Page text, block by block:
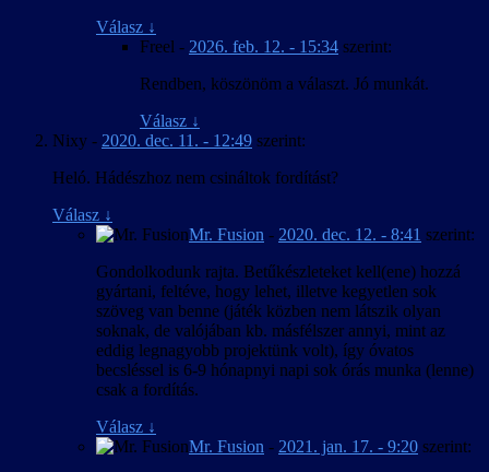
Válasz ↓
Freel - 2026. feb. 12. - 15:34 szerint:
Rendben, köszönöm a választ. Jó munkát.
Válasz ↓
Nixy - 2020. dec. 11. - 12:49 szerint:
Heló. Hádészhoz nem csináltok fordítást?
Válasz ↓
Mr. Fusion - 2020. dec. 12. - 8:41 szerint:
Gondolkodunk rajta. Betűkészleteket kell(ene) hozzá
gyártani, feltéve, hogy lehet, illetve kegyetlen sok
szöveg van benne (játék közben nem látszik olyan
soknak, de valójában kb. másfélszer annyi, mint az
eddig legnagyobb projektünk volt), így óvatos
becsléssel is 6-9 hónapnyi napi sok órás munka (lenne)
csak a fordítás.
Válasz ↓
Mr. Fusion - 2021. jan. 17. - 9:20 szerint: